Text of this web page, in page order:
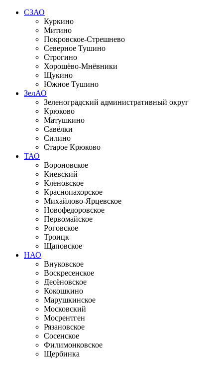
СЗАО
Куркино
Митино
Покровское-Стрешнево
Северное Тушино
Строгино
Хорошёво-Мнёвники
Щукино
Южное Тушино
ЗелАО
Зеленоградский административный округ
Крюково
Матушкино
Савёлки
Силино
Старое Крюково
ТАО
Вороновское
Киевский
Кленовское
Краснопахорское
Михайлово-Ярцевское
Новофедоровское
Первомайское
Роговское
Троицк
Щаповское
НАО
Внуковское
Воскресенское
Десёновское
Кокошкино
Марушкинское
Московский
Мосрентген
Рязановское
Сосенское
Филимонковское
Щербинка